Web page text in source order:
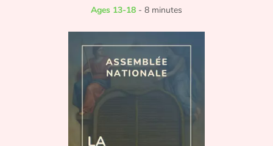
Tales and classics in french
Fable, myth, literature and poetry
Ages 13-18 - 8 minutes